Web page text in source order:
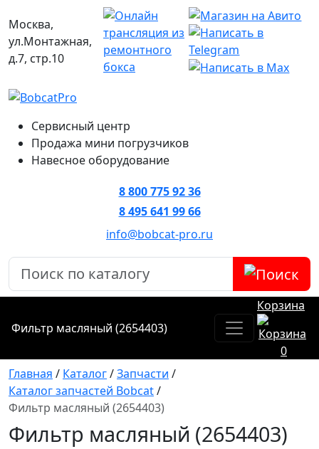
Москва,
ул.Монтажная,
д.7, стр.10
Сервисный центр
Продажа мини погрузчиков
Навесное оборудование
8 800 775 92 36
8 495 641 99 66
info@bobcat-pro.ru
Фильтр масляный (2654403)
Корзина
0
Главная / Каталог/Запчасти /
Каталог запчастей Bobcat/
Фильтр масляный (2654403)
Фильтр масляный (2654403)